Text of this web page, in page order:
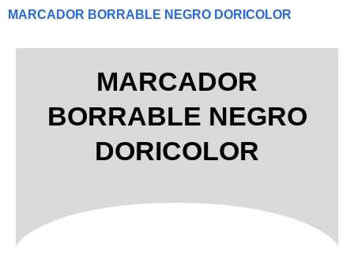
MARCADOR BORRABLE NEGRO DORICOLOR
MARCADOR
BORRABLE NEGRO
DORICOLOR